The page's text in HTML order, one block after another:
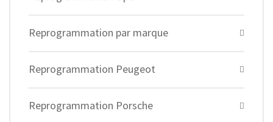
Reprogrammation par marque
Reprogrammation Peugeot
Reprogrammation Porsche